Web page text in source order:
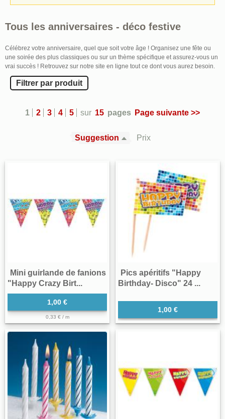
Tous les anniversaires - déco festive
Célébrez votre anniversaire, quel que soit votre âge ! Organisez une fête ou
une soirée des plus classiques ou sur un thème spécifique et assurez-vous un
vrai succès ! Retrouvez sur notre site en ligne tout ce dont vous aurez besoin.
Filtrer par produit
1 2 3 4 5 sur 15 pages Page suivante >>
Suggestion Prix
Mini guirlande de fanions
"Happy Crazy Birt...
1,00 €
0,33 € / m
Pics apéritifs "Happy
Birthday- Disco" 24 ...
1,00 €